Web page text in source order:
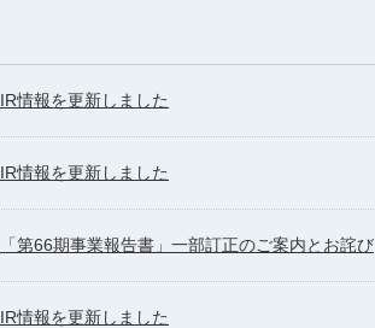
IR情報を更新しました
IR情報を更新しました
「第66期事業報告書」一部訂正のご案内とお詫び
IR情報を更新しました